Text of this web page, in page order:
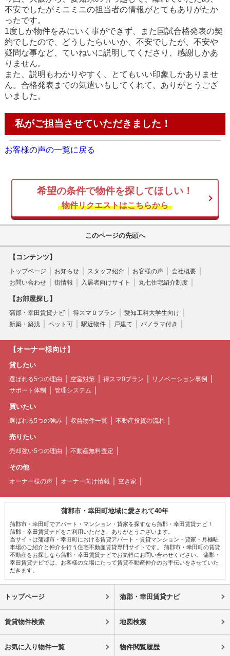
不安でしたがミニミニの担当者の情報がとてもありがたか
ったです。
1度しか物件をみにいく事ができず、また国試合格発表の契
約でしたので、どうしたらいいか、不安でしたが、不安や
疑問な事など、ていねいに説明してくださり、感謝しかあ
りません。
また、説明もわかりやすく、とてもいい印象しかありませ
ん。合格発表までの気遣いもしてくれて、ありがとうござ
いました。
私がご担当させていただきました！
お客様の声の一覧に戻る
希望の条件で物件を探してほしい！
物件リクエストはこちらから
このページの先頭へ
【コンテンツ】
トップページ お知らせ スタッフ紹介 お客様の声
会社概要
お問い合わせ
街情報 入居者向けサイト 丸七住宅紹介制度
【お部屋探し】
蒲郡・幸田賃貸ナビ 得スマ０プラン
愛知工科大学生向け
新築・築浅
ペット可 駅近物件 戸建て パノラマ付き
【オーナー様向け】
貸したい
選ばれる5つの理由 空室対策 得スマ0プラン
リノベーション事例
サポート体制
管理システム
買いたい
選ばれる5つの強み 収益物件一覧 不動産投資の流れ
売りたい
売却強い5つの理由 不動産無料査定
その他
オーナー様の声 オーナー向け情報 空き家
蒲郡市・幸田町地域に愛されて40年
蒲郡市・幸田町でアパート・マンション・貸家を探すなら蒲郡・幸田賃貸ナビ！
蒲郡・幸田賃貸ナビをご利用いただき、ありがとうございます。
当サイトは蒲郡市・幸田町における賃貸アパート・賃貸マンション・貸家・月極駐
車場のご紹介と仲介を行う住宅不動産賃貸専門サイトです。 蒲郡市・幸田町の賃貸
不動産をお探しなら蒲郡・幸田賃貸ナビでお気軽にお問い合わせください。 蒲郡・
幸田賃貸ナビでは、お客様の立場にたって賃貸不動産仲介のお手伝いをさせていた
だきます。
トップページ 蒲郡・幸田賃貸ナビ
賃貸物件検索 地図検索
お気に入り物件一覧 物件閲覧履歴